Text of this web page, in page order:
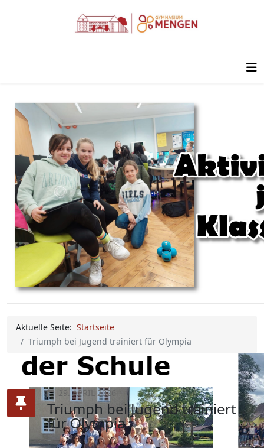
Aktuelle Seite: Startseite
Triumph bei Jugend trainiert für Olympia
29. APRIL 2026
Triumph bei Jugend trainiert
für Olympia